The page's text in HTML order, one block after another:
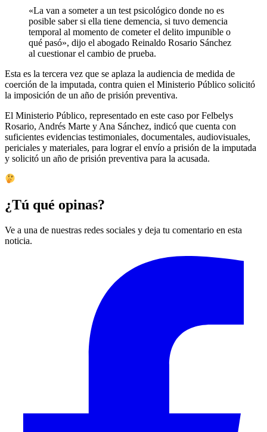
«La van a someter a un test psicológico donde no es
posible saber si ella tiene demencia, si tuvo demencia
temporal al momento de cometer el delito impunible o
qué pasó», dijo el abogado Reinaldo Rosario Sánchez
al cuestionar el cambio de prueba.
Esta es la tercera vez que se aplaza la audiencia de medida de
coerción de la imputada, contra quien el Ministerio Público solicitó
la imposición de un año de prisión preventiva.
El Ministerio Público, representado en este caso por Felbelys
Rosario, Andrés Marte y Ana Sánchez, indicó que cuenta con
suficientes evidencias testimoniales, documentales, audiovisuales,
periciales y materiales, para lograr el envío a prisión de la imputada
y solicitó un año de prisión preventiva para la acusada.
¿Tú qué opinas?
Ve a una de nuestras redes sociales y deja tu comentario en esta
noticia.